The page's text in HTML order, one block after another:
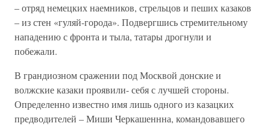
– отряд немецких наемников, стрельцов и пеших казаков
– из стен «гуляй-города». Подвергшись стремительному
нападению с фронта и тыла, татары дрогнули и
побежали.
В грандиозном сражении под Москвой донские и
волжские казаки проявили- себя с лучшей стороны.
Определенно известно имя лишь одного из казацких
предводителей – Миши Черкашеннна, командовавшего